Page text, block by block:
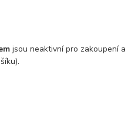
jsou neaktivní pro zakoupení a